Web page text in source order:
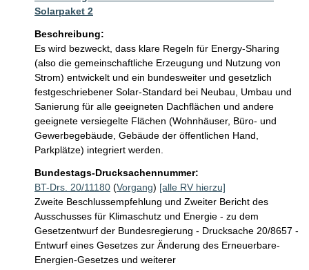
Solarpaket 2
Beschreibung:
Es wird bezweckt, dass klare Regeln für Energy-Sharing
(also die gemeinschaftliche Erzeugung und Nutzung von
Strom) entwickelt und ein bundesweiter und gesetzlich
festgeschriebener Solar-Standard bei Neubau, Umbau und
Sanierung für alle geeigneten Dachflächen und andere
geeignete versiegelte Flächen (Wohnhäuser, Büro- und
Gewerbegebäude, Gebäude der öffentlichen Hand,
Parkplätze) integriert werden.
Bundestags-Drucksachennummer:
BT-Drs. 20/11180 (Vorgang) [alle RV hierzu]
Zweite Beschlussempfehlung und Zweiter Bericht des
Ausschusses für Klimaschutz und Energie - zu dem
Gesetzentwurf der Bundesregierung - Drucksache 20/8657 -
Entwurf eines Gesetzes zur Änderung des Erneuerbare-
Energien-Gesetzes und weiterer